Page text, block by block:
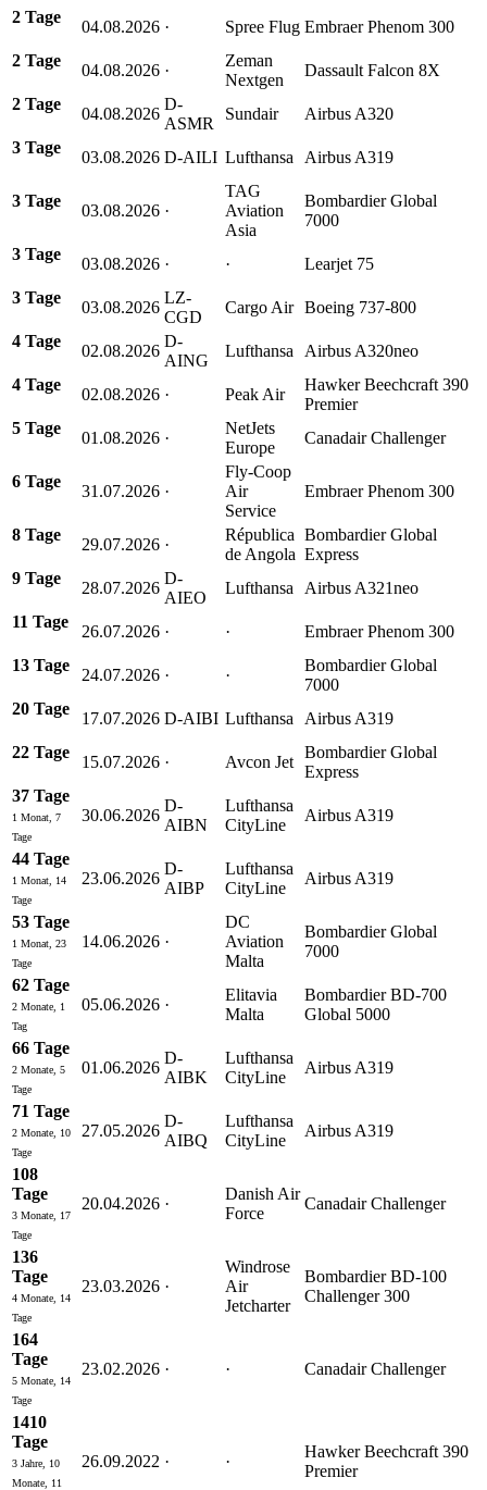
2 Tage
04.08.2026 · Spree Flug Embraer Phenom 300
2 Tage
04.08.2026 ·
Zeman
Nextgen
Dassault Falcon 8X
2 Tage
04.08.2026
D-
ASMR
Sundair
Airbus A320
3 Tage
03.08.2026 D-AILI Lufthansa Airbus A319
3 Tage
03.08.2026 ·
TAG
Aviation
Asia
Bombardier Global
7000
3 Tage
03.08.2026 · ·
Learjet 75
3 Tage
03.08.2026
LZ-
CGD
Cargo Air Boeing 737-800
4 Tage
02.08.2026
D-
AING
Lufthansa
Airbus A320neo
4 Tage
02.08.2026 · Peak Air
Hawker Beechcraft 390
Premier
5 Tage
01.08.2026 ·
NetJets
Europe
Canadair Challenger
6 Tage
31.07.2026 ·
Fly-Coop
Air
Service
Embraer Phenom 300
8 Tage
29.07.2026 ·
Républica
de Angola
Bombardier Global
Express
9 Tage
28.07.2026
D-
AIEO
Lufthansa
Airbus A321neo
11 Tage
26.07.2026 · ·
Embraer Phenom 300
13 Tage
24.07.2026 · ·
Bombardier Global
7000
20 Tage
17.07.2026 D-AIBI Lufthansa
Airbus A319
22 Tage
15.07.2026 · Avcon Jet
Bombardier Global
Express
37 Tage
1 Monat, 7
Tage
30.06.2026
D-
AIBN
Lufthansa
CityLine
Airbus A319
44 Tage
1 Monat, 14
Tage
23.06.2026
D-
AIBP
Lufthansa
CityLine
Airbus A319
53 Tage
1 Monat, 23
Tage
14.06.2026 ·
DC
Aviation
Malta
Bombardier Global
7000
62 Tage
2 Monate, 1
Tag
05.06.2026 ·
Elitavia
Malta
Bombardier BD-700
Global 5000
66 Tage
2 Monate, 5
Tage
01.06.2026
D-
AIBK
Lufthansa
CityLine
Airbus A319
71 Tage
2 Monate, 10
Tage
27.05.2026
D-
AIBQ
Lufthansa
CityLine
Airbus A319
108
Tage
3 Monate, 17
Tage
20.04.2026 ·
Danish Air
Force
Canadair Challenger
136
Tage
4 Monate, 14
Tage
23.03.2026 ·
Windrose
Air
Jetcharter
Bombardier BD-100
Challenger 300
164
Tage
5 Monate, 14
Tage
23.02.2026 · · Canadair Challenger
1410
Tage
3 Jahre, 10
Monate, 11
26.09.2022 · ·
Hawker Beechcraft 390
Premier